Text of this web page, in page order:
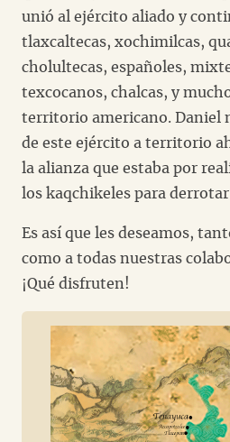
unió al ejército aliado y
tlaxcaltecas, xochimilcas,
cholultecas, españoles,
texcocanos, chalcas, y
territorio americano. Daniel
de este ejército a territorio
la alianza que estaba por
los kaqchikeles para derrotar
Es así que les deseamos,
como a todas nuestras
¡Qué disfruten!